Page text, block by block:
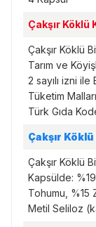
Çakşır Köklü
Çakşır Köklü
Tarım ve
2 sayılı izni
Tüketim
Türk Gıda
Çakşır
Çakşır Köklü
Kapsülde:
Tohumu, %15
Metil Seliloz